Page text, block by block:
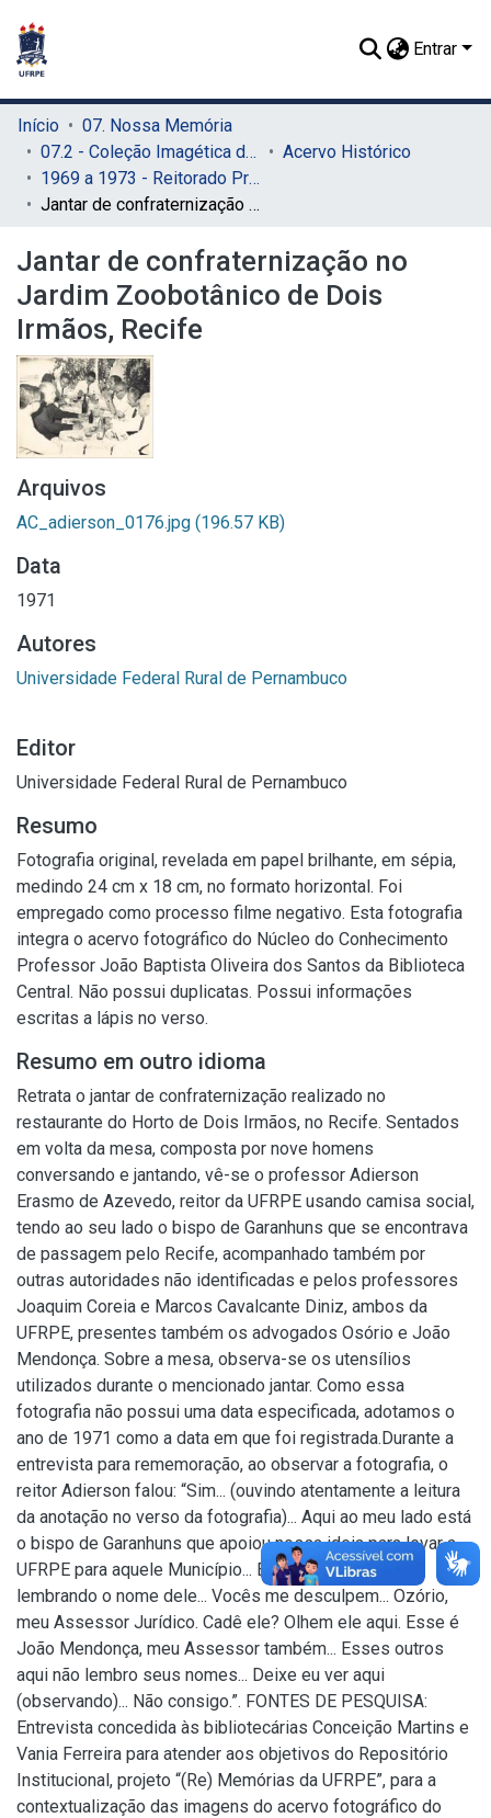
Entrar
Início
07. Nossa Memória
07.2 - Coleção Imagética do SIB
Acervo Histórico
1969 a 1973 - Reitorado Prof. Adierson Erasmo de Azevedo
Jantar de confraternização no Jardim Zoobotânico de Dois Irmãos, Recife
Jantar de confraternização no
Jardim Zoobotânico de Dois
Irmãos, Recife
Arquivos
AC_adierson_0176.jpg (196.57 KB)
Data
1971
Autores
Universidade Federal Rural de Pernambuco
Editor
Universidade Federal Rural de Pernambuco
Resumo
Fotografia original, revelada em papel brilhante, em sépia,
medindo 24 cm x 18 cm, no formato horizontal. Foi
empregado como processo filme negativo. Esta fotografia
integra o acervo fotográfico do Núcleo do Conhecimento
Professor João Baptista Oliveira dos Santos da Biblioteca
Central. Não possui duplicatas. Possui informações
escritas a lápis no verso.
Resumo em outro idioma
Retrata o jantar de confraternização realizado no
restaurante do Horto de Dois Irmãos, no Recife. Sentados
em volta da mesa, composta por nove homens
conversando e jantando, vê-se o professor Adierson
Erasmo de Azevedo, reitor da UFRPE usando camisa social,
tendo ao seu lado o bispo de Garanhuns que se encontrava
de passagem pelo Recife, acompanhado também por
outras autoridades não identificadas e pelos professores
Joaquim Coreia e Marcos Cavalcante Diniz, ambos da
UFRPE, presentes também os advogados Osório e João
Mendonça. Sobre a mesa, observa-se os utensílios
utilizados durante o mencionado jantar. Como essa
fotografia não possui uma data especificada, adotamos o
ano de 1971 como a data em que foi registrada.Durante a
entrevista para rememoração, ao observar a fotografia, o
reitor Adierson falou: “Sim... (ouvindo atentamente a leitura
da anotação no verso da fotografia)... Aqui ao meu lado está
o bispo de Garanhuns que apoiou nossa ideia para levar a
UFRPE para aquele Município... Eita, agora não estou
lembrando o nome dele... Vocês me desculpem... Ozório,
meu Assessor Jurídico. Cadê ele? Olhem ele aqui. Esse é
João Mendonça, meu Assessor também... Esses outros
aqui não lembro seus nomes... Deixe eu ver aqui
(observando)... Não consigo.”. FONTES DE PESQUISA:
Entrevista concedida às bibliotecárias Conceição Martins e
Vania Ferreira para atender aos objetivos do Repositório
Institucional, projeto “(Re) Memórias da UFRPE”, para a
contextualização das imagens do acervo fotográfico do